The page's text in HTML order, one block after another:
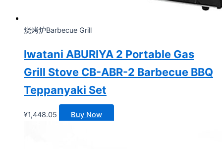
烧烤炉Barbecue Grill
Iwatani ABURIYA 2 Portable Gas
Grill Stove CB-ABR-2 Barbecue BBQ
Teppanyaki Set
¥1,448.05 Buy Now